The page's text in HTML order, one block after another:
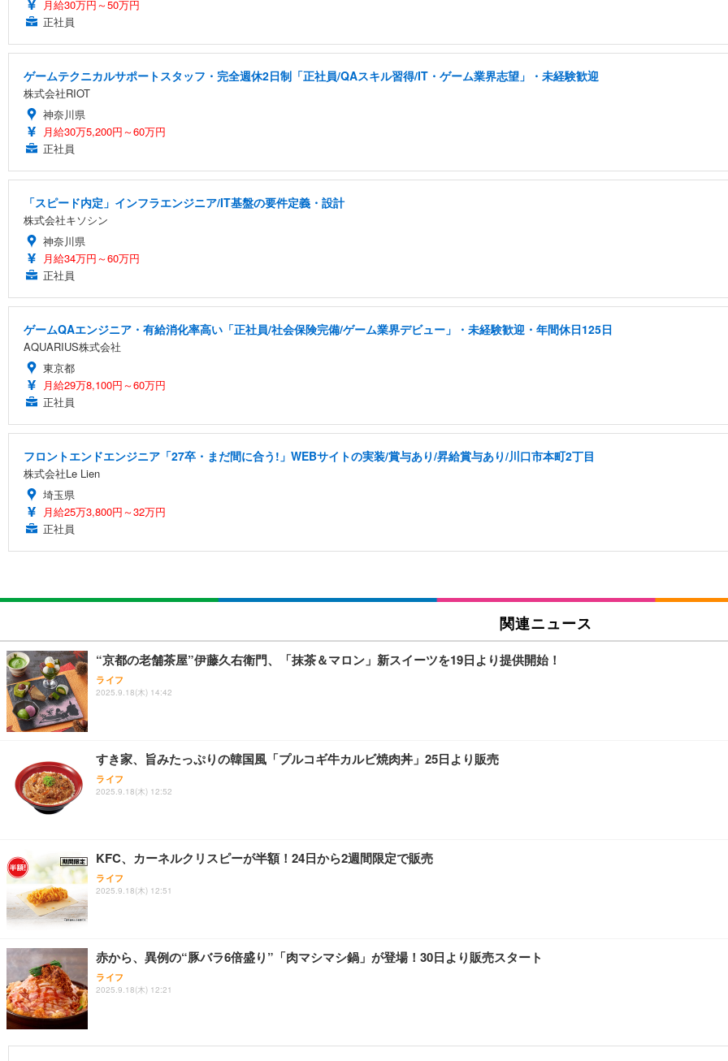
月給30万円～50万円
正社員
ゲームテクニカルサポートスタッフ・完全週休2日制「正社員/QAスキル習得/IT・ゲーム業界志望」・未経験歓迎
株式会社RIOT
神奈川県
月給30万5,200円～60万円
正社員
「スピード内定」インフラエンジニア/IT基盤の要件定義・設計
株式会社キソシン
神奈川県
月給34万円～60万円
正社員
ゲームQAエンジニア・有給消化率高い「正社員/社会保険完備/ゲーム業界デビュー」・未経験歓迎・年間休日125日
AQUARIUS株式会社
東京都
月給29万8,100円～60万円
正社員
フロントエンドエンジニア「27卒・まだ間に合う!」WEBサイトの実装/賞与あり/昇給賞与あり/川口市本町2丁目
株式会社Le Lien
埼玉県
月給25万3,800円～32万円
正社員
関連ニュース
“京都の老舗茶屋”伊藤久右衛門、「抹茶＆マロン」新スイーツを19日より提供開始！
ライフ
2025.9.18(木) 14:42
すき家、旨みたっぷりの韓国風「プルコギ牛カルビ焼肉丼」25日より販売
ライフ
2025.9.18(木) 12:52
KFC、カーネルクリスピーが半額！24日から2週間限定で販売
ライフ
2025.9.18(木) 12:51
赤から、異例の“豚バラ6倍盛り”「肉マシマシ鍋」が登場！30日より販売スタート
ライフ
2025.9.18(木) 12:21